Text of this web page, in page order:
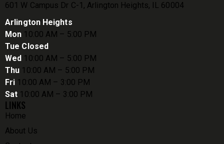
601 W Campus Dr C-1, Arlington Heights, IL 60004
Arlington Heights
Mon 10:00 AM – 5:00 PM
Tue Closed
Wed 10:00 AM – 5:00 PM
Thu 10:00 AM – 5:00 PM
Fri 10:00 AM – 3:00 PM
Sat 10:00 AM – 3:00 PM
LINKS
Home
About Us